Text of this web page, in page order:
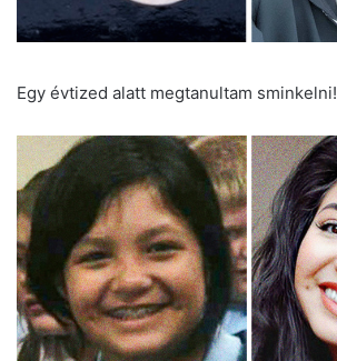
Egy évtized alatt megtanultam sminkelni!